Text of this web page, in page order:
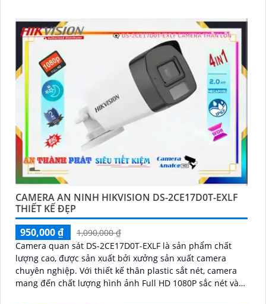
CAMERA AN NINH HIKVISION DS-2CE17D0T-EXLF
THIẾT KẾ ĐẸP
950,000 ₫
1,090,000 ₫
Camera quan sát DS-2CE17D0T-EXLF là sản phẩm chất
lượng cao, được sản xuất bởi xưởng sản xuất camera
chuyên nghiệp. Với thiết kế thân plastic sắt nét, camera
mang đến chất lượng hình ảnh Full HD 1080P sắc nét và